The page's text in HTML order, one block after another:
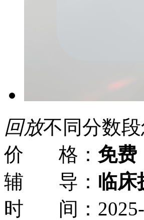
回放不同分数
价 格： 免费
辅 导： 临床
时 间：